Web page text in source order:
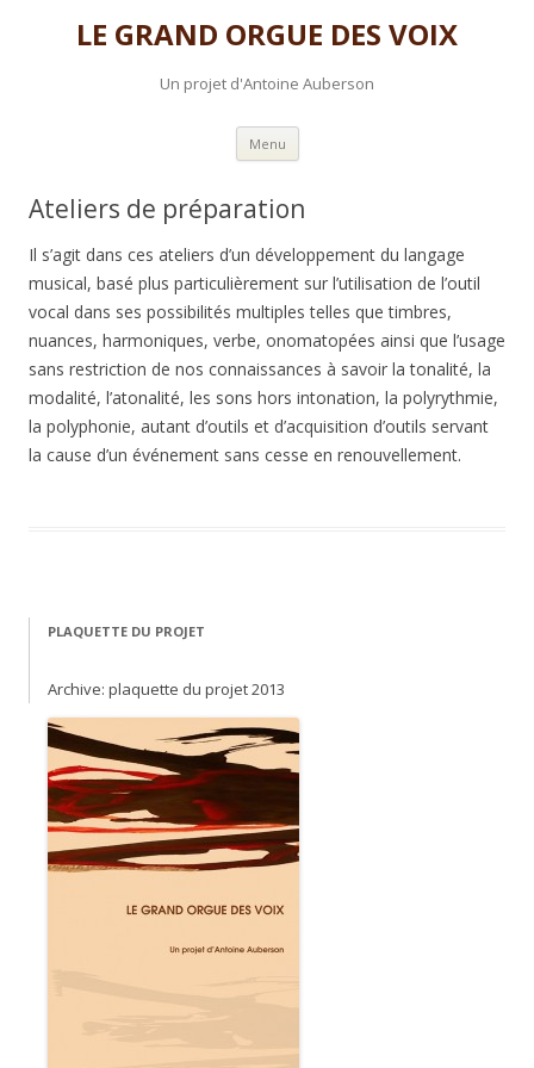
LE GRAND ORGUE DES VOIX
Un projet d'Antoine Auberson
Menu Skip to content
Ateliers de préparation
Il s’agit dans ces ateliers d’un développement du langage
musical, basé plus particulièrement sur l’utilisation de l’outil
vocal dans ses possibilités multiples telles que timbres,
nuances, harmoniques, verbe, onomatopées ainsi que l’usage
sans restriction de nos connaissances à savoir la tonalité, la
modalité, l’atonalité, les sons hors intonation, la polyrythmie,
la polyphonie, autant d’outils et d’acquisition d’outils servant
la cause d’un événement sans cesse en renouvellement.
PLAQUETTE DU PROJET
Archive: plaquette du projet 2013